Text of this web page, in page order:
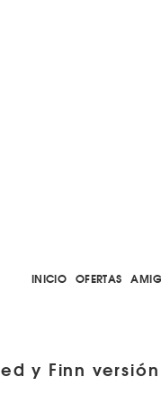
INICIO OFERTAS
y Finn